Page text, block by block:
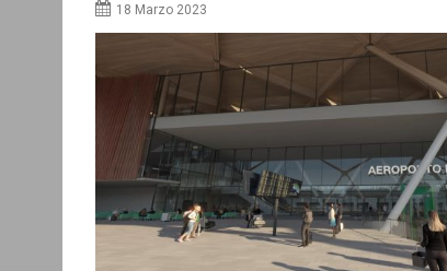
18 Marzo 2023